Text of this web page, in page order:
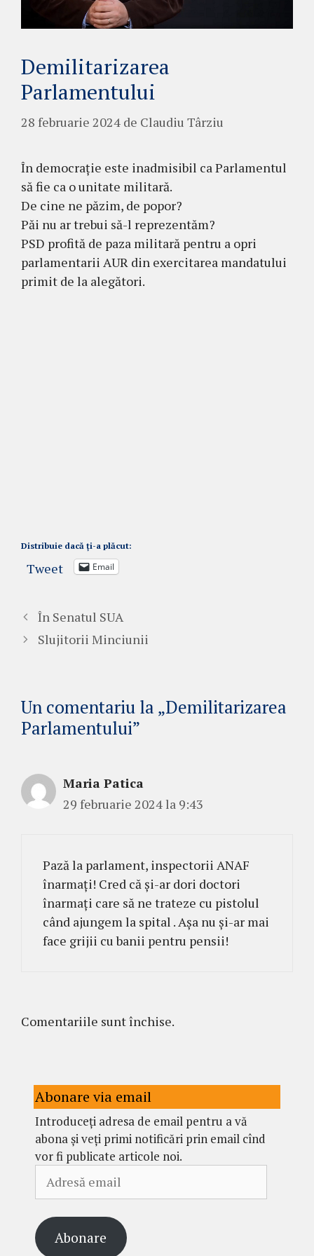
Demilitarizarea
Parlamentului
28 februarie 2024 de Claudiu Târziu
În democrație este inadmisibil ca Parlamentul
să fie ca o unitate militară.
De cine ne păzim, de popor?
Păi nu ar trebui să-l reprezentăm?
PSD profită de paza militară pentru a opri
parlamentarii AUR din exercitarea mandatului
primit de la alegători.
Distribuie dacă ți-a plăcut:
Tweet Email
În Senatul SUA
Slujitorii Minciunii
Un comentariu la „Demilitarizarea
Parlamentului”
Maria Patica
29 februarie 2024 la 9:43
Pază la parlament, inspectorii ANAF
înarmați! Cred că și-ar dori doctori
înarmați care să ne trateze cu pistolul
când ajungem la spital . Așa nu și-ar mai
face grijii cu banii pentru pensii!
Comentariile sunt închise.
Abonare via email
Introduceți adresa de email pentru a vă
abona și veți primi notificări prin email cînd
vor fi publicate articole noi.
email
Abonare